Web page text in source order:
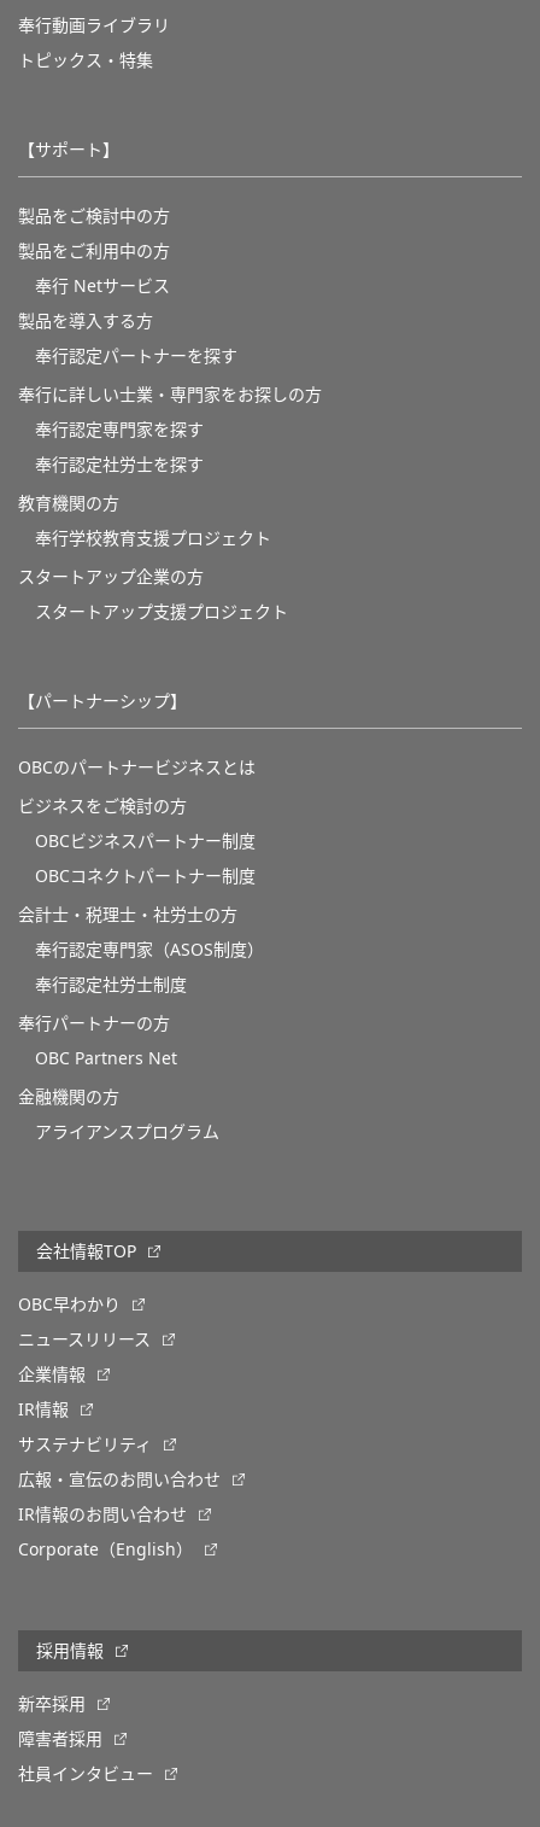
奉行動画ライブラリ
トピックス・特集
【サポート】
製品をご検討中の方
製品をご利用中の方
奉行 Netサービス
製品を導入する方
奉行認定パートナーを探す
奉行に詳しい士業・専門家をお探しの方
奉行認定専門家を探す
奉行認定社労士を探す
教育機関の方
奉⾏学校教育⽀援プロジェクト
スタートアップ企業の方
スタートアップ支援プロジェクト
【パートナーシップ】
OBCのパートナービジネスとは
ビジネスをご検討の方
OBCビジネスパートナー制度
OBCコネクトパートナー制度
会計士・税理士・社労士の方
奉行認定専門家（ASOS制度）
奉行認定社労士制度
奉行パートナーの方
OBC Partners Net
金融機関の方
アライアンスプログラム
会社情報TOP
OBC早わかり
ニュースリリース
企業情報
IR情報
サステナビリティ
広報・宣伝のお問い合わせ
IR情報のお問い合わせ
Corporate（English）
採用情報
新卒採用
障害者採用
社員インタビュー